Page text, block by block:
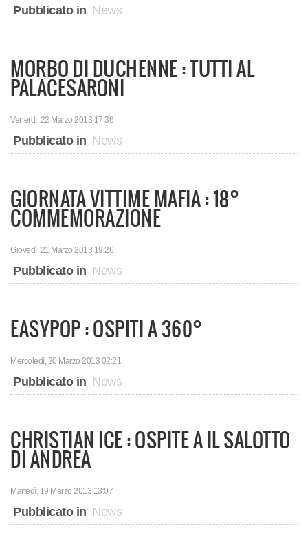
Pubblicato in News
MORBO DI DUCHENNE : TUTTI AL
PALACESARONI
Venerdì, 22 Marzo 2013 17:36
Pubblicato in News
GIORNATA VITTIME MAFIA : 18°
COMMEMORAZIONE
Giovedì, 21 Marzo 2013 19:26
Pubblicato in News
EASYPOP : OSPITI A 360°
Mercoledì, 20 Marzo 2013 02:21
Pubblicato in News
CHRISTIAN ICE : OSPITE A IL SALOTTO
DI ANDREA
Martedì, 19 Marzo 2013 13:07
Pubblicato in News